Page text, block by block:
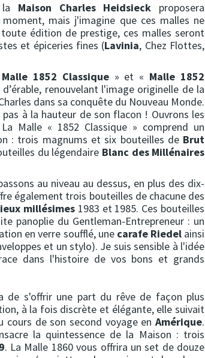
Maison Charles Heidsieck proposera
mais j'imagine que ces malles ne
édition de prestige, ces malles seront
et épiceries fines (Lavinia, Chez Flottes,
Malle 1852 Classique» et « Malle 1852
renouvelant l'image originelle de la
dans sa conquête du Nouveau Monde.
à la hauteur de son flacon ! Ouvrons les
Malle « 1852 Classique » comprend un
: trois magnums et six bouteilles de Brut
du légendaire Blanc des Millénaires
au niveau au dessus, en plus des dix-
également trois bouteilles de chacune des
millésimes1983 et 1985. Ces bouteilles
panoplie du Gentleman-Entrepreneur : un
en verre soufflé, une carafe Riedelainsi
et un stylo). Je suis sensible à l'idée
dans l'histoire de vos bons et grands
de s'offrir une part du rêve de façon plus
à la fois discrète et élégante, elle suivait
cours de son second voyage enAmérique.
la quintessence de la Maison : trois
. La Malle 1860 vous offrira un set de douze